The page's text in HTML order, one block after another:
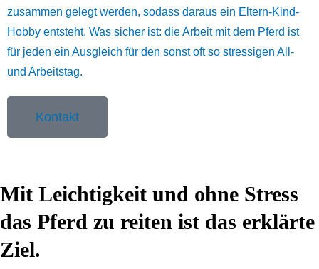
zusammen gelegt werden, sodass daraus ein Eltern-Kind-
Hobby entsteht. Was sicher ist: die Arbeit mit dem Pferd ist
für jeden ein Ausgleich für den sonst oft so stressigen All-
und Arbeitstag.
Kontakt
Mit Leichtigkeit und ohne Stress
das Pferd zu reiten ist das erklärte
Ziel.